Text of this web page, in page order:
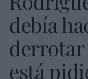
debía
derrotar
está